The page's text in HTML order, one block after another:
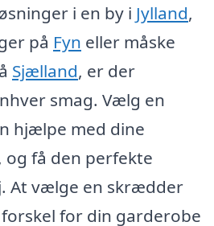
i en by i Jylland,
på Fyn eller måske
Sjælland, er der
smag. Vælg en
hjælpe med dine
og få den perfekte
At vælge en skrædder
for din garderobe